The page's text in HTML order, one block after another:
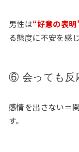
男性は“好意の表
る態度に不安を感じ
⑥ 会っても反
感情を出さない＝
す。